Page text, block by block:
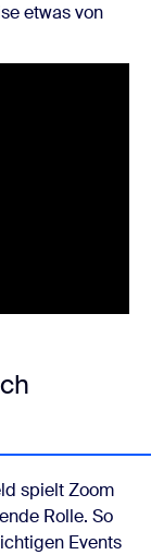
etwas von
spielt Zoom
Rolle. So
Events